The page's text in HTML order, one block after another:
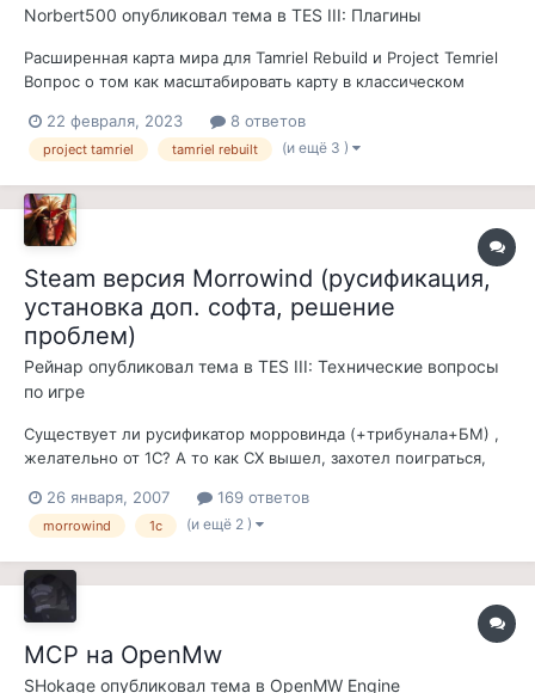
Norbert500 опубликовал тема в TES III: Плагины
Расширенная карта мира для Tamriel Rebuild и Project Temriel
Вопрос о том как масштабировать карту в классическом
данной задачи. Тема на самом деле важная и если для
OpenMW, данной проблемы нет, поскольку карта мира...
22 февраля, 2023 8 ответов
project tamriel tamriel rebuilt (и ещё 3 )
Steam версия Morrowind (русификация,
установка доп. софта, решение
проблем)
Рейнар опубликовал тема в TES III: Технические вопросы
по игре
Существует ли русификатор морровинда (+трибунала+БМ) ,
желательно от 1С? А то как СХ вышел, захотел поиграться,
26 января, 2007
169 ответов
morrowind 1c (и ещё 2 )
MCP на OpenMw
SHokage опубликовал тема в OpenMW Engine